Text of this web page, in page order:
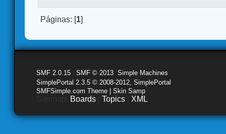
Páginas: [1]
SMF 2.0.15 SMF © 2013 Simple Machines
SimplePortal 2.3.5 © 2008-2012, SimplePortal
SMFSimple.com Theme | Skin Samp
Boards Topics XML